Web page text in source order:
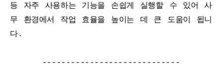
등 자주 사용하는 기능을 손쉽게 실행할 수 있어 사
무 환경에서 작업 효율을 높이는 데 큰 도움이 됩니
다.
-----------------------------